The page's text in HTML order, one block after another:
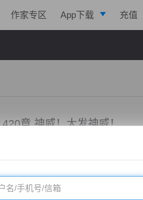
作家专区 App下载 充值
章 神威！大发神威！
彻底撕破脸皮，生死相争。